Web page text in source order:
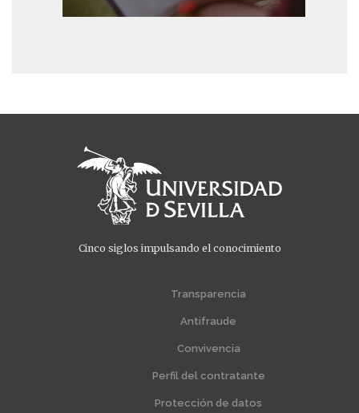
Cinco siglos impulsando el conocimiento
Transparencia
Antifraude
Convivencia
Perfil del contratante
Protección de datos